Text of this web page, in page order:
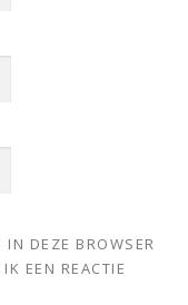
DEZE BROWSER
EEN REACTIE